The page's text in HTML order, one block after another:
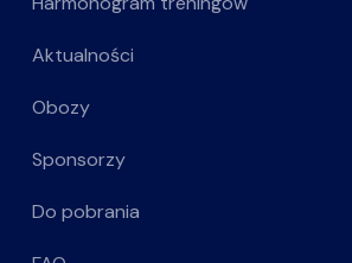
Aktualności
Obozy
Sponsorzy
Do pobrania